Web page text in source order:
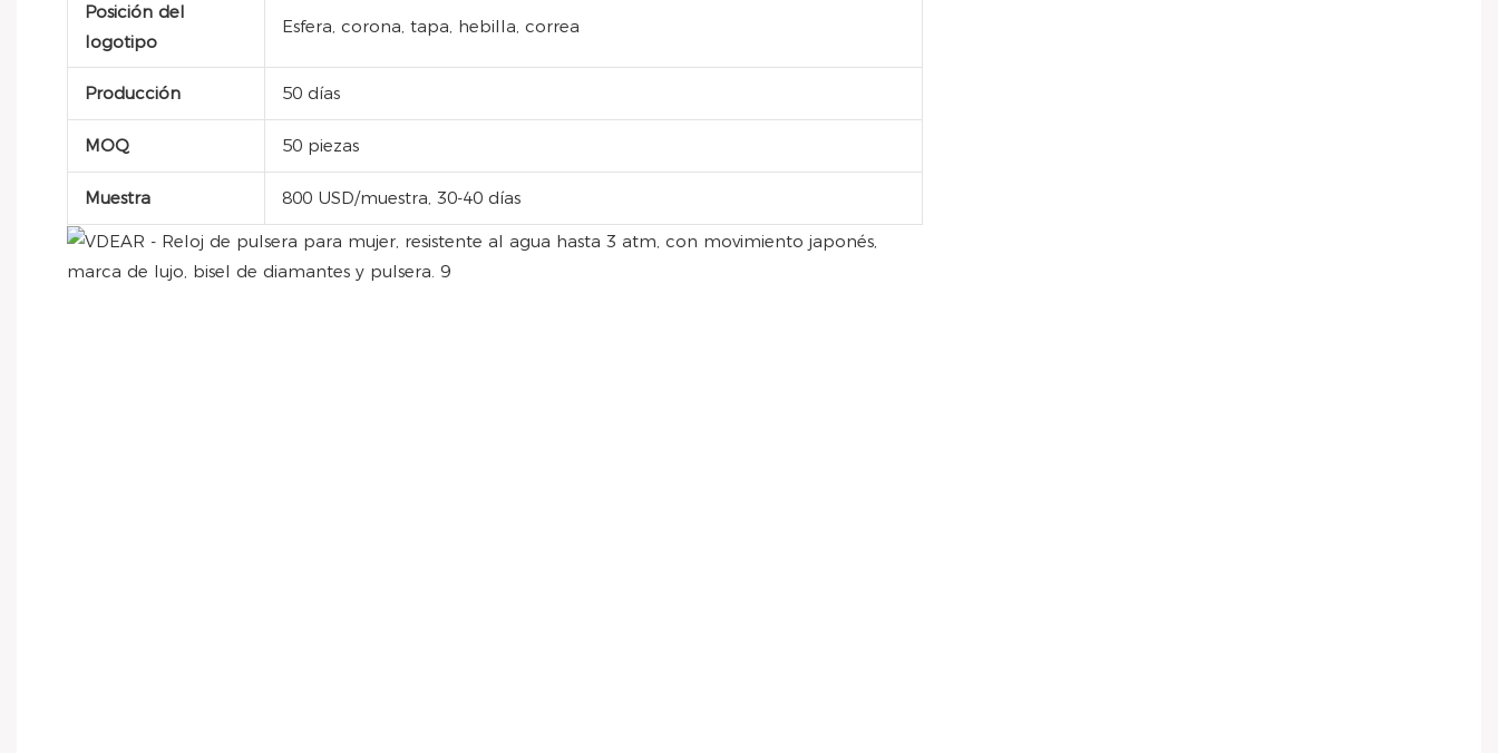
Posición del
logotipo
Esfera, corona, tapa, hebilla, correa
Producción 50 días
MOQ 50 piezas
Muestra 800 USD/muestra, 30-40 días